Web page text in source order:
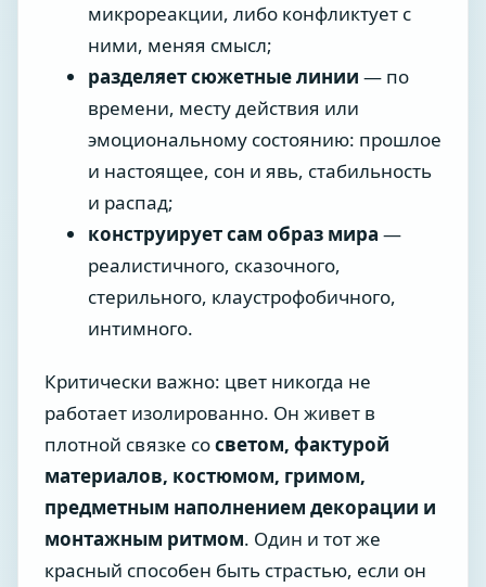
микрореакции, либо конфликтует с
ними, меняя смысл;
разделяет сюжетные линии — по
времени, месту действия или
эмоциональному состоянию: прошлое
и настоящее, сон и явь, стабильность
и распад;
конструирует сам образ мира —
реалистичного, сказочного,
стерильного, клаустрофобичного,
интимного.
Критически важно: цвет никогда не
работает изолированно. Он живет в
плотной связке сосветом, фактурой
материалов, костюмом, гримом,
предметным наполнением декорации и
монтажным ритмом. Один и тот же
красный способен быть страстью, если он